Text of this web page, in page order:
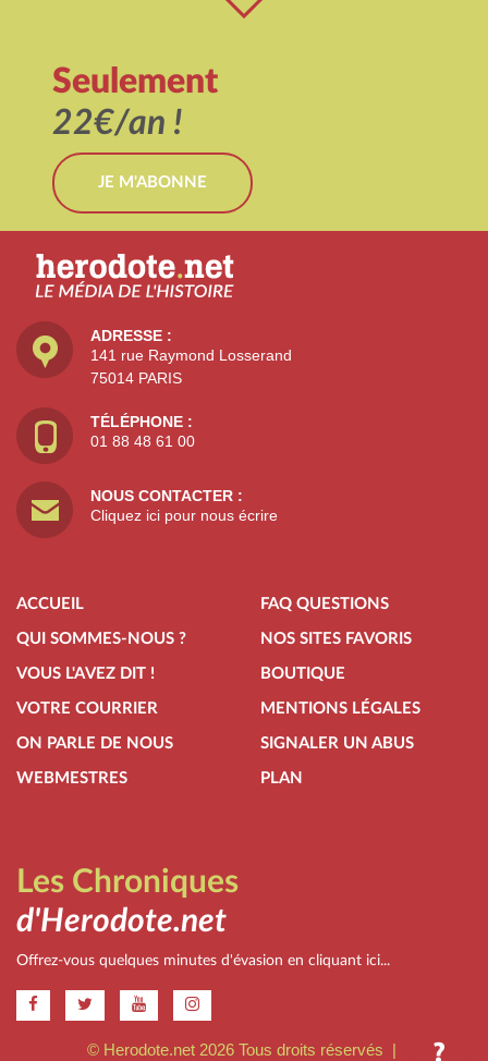
Seulement
22€/an !
JE M'ABONNE
ADRESSE :
141 rue Raymond Losserand
75014 PARIS
TÉLÉPHONE :
01 88 48 61 00
NOUS CONTACTER :
Cliquez ici pour nous écrire
ACCUEIL
QUI SOMMES-NOUS ?
VOUS L'AVEZ DIT !
VOTRE COURRIER
ON PARLE DE NOUS
WEBMESTRES
FAQ QUESTIONS
NOS SITES FAVORIS
BOUTIQUE
MENTIONS LÉGALES
SIGNALER UN ABUS
PLAN
Les Chroniques
d'Herodote.net
Offrez-vous quelques minutes d'évasion en cliquant ici...
© Herodote.net 2026 Tous droits réservés |